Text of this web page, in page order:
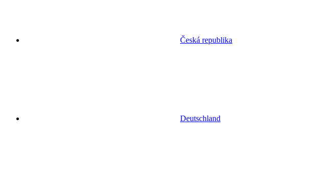
Česká republika
Deutschland